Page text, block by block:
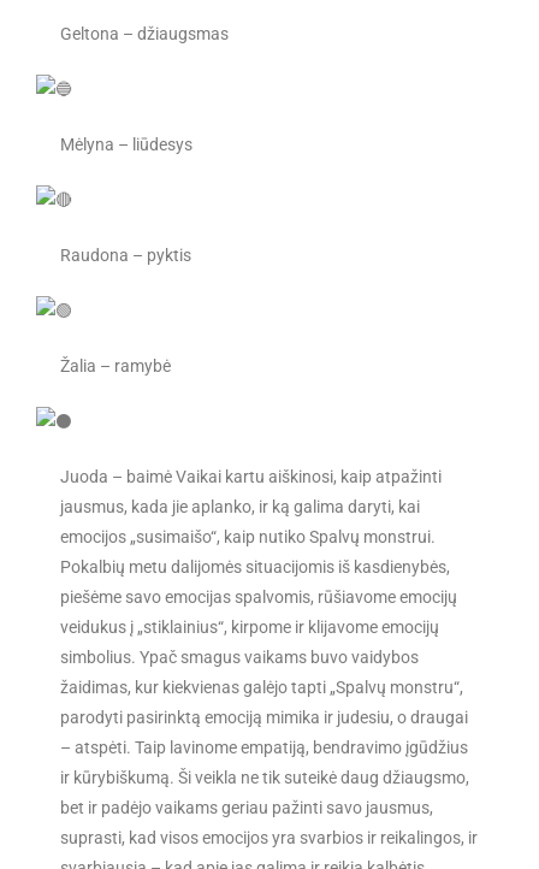
Geltona – džiaugsmas
Mėlyna – liūdesys
Raudona – pyktis
Žalia – ramybė
Juoda – baimė Vaikai kartu aiškinosi, kaip atpažinti
jausmus, kada jie aplanko, ir ką galima daryti, kai
emocijos „susimaišo“, kaip nutiko Spalvų monstrui.
Pokalbių metu dalijomės situacijomis iš kasdienybės,
piešėme savo emocijas spalvomis, rūšiavome emocijų
veidukus į „stiklainius“, kirpome ir klijavome emocijų
simbolius. Ypač smagus vaikams buvo vaidybos
žaidimas, kur kiekvienas galėjo tapti „Spalvų monstru“,
parodyti pasirinktą emociją mimika ir judesiu, o draugai
– atspėti. Taip lavinome empatiją, bendravimo įgūdžius
ir kūrybiškumą. Ši veikla ne tik suteikė daug džiaugsmo,
bet ir padėjo vaikams geriau pažinti savo jausmus,
suprasti, kad visos emocijos yra svarbios ir reikalingos, ir